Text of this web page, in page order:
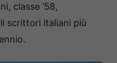
classe ’58,
scrittori italiani più